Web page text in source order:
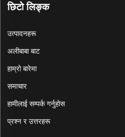
छिटो लिङ्क
उत्पादनहरू
अलीबाबा बाट
हाम्रो बारेमा
समाचार
हामीलाई सम्पर्क गर्नुहोस
प्रश्न र उत्तरहरू